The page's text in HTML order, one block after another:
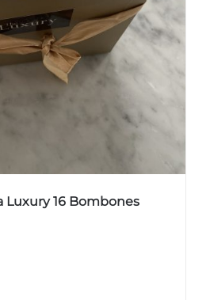
Luxury 16 Bombones